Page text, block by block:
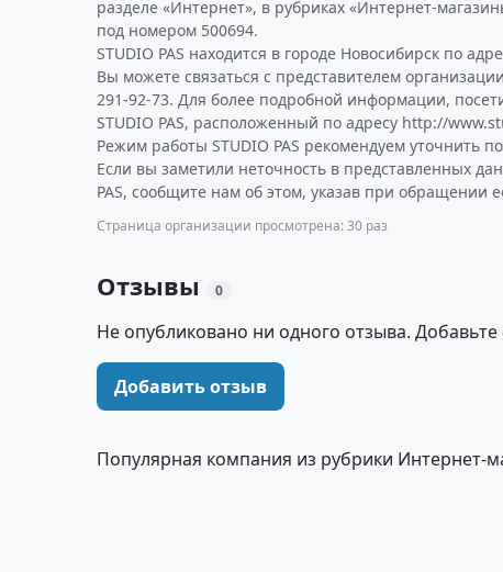
разделе «Интернет», в рубриках «Интернет-
под номером 500694.
STUDIO PAS находится в городе Новосибирск по
Вы можете связаться с представителем
291-92-73. Для более подробной информации,
STUDIO PAS, расположенный по адресу http://
Режим работы STUDIO PAS рекомендуем уточнить
Если вы заметили неточность в представленных
PAS, сообщите нам об этом, указав при обращении
Страница организации просмотрена: 30 раз
Отзывы 0
Не опубликовано ни одного отзыва.
Добавить отзыв
Популярная компания из рубрики Интернет-